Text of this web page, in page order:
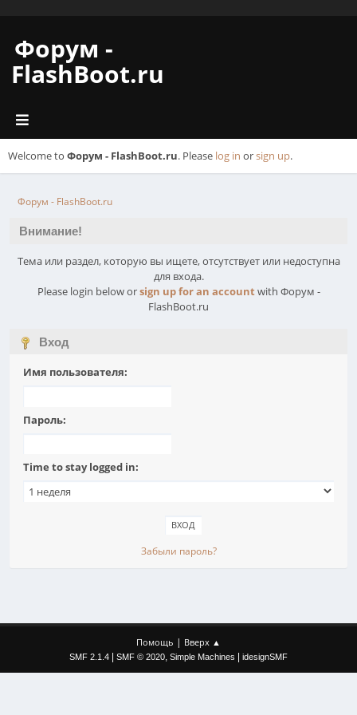
Форум -
FlashBoot.ru
Welcome to Форум - FlashBoot.ru. Please log in orsign up.
Форум - FlashBoot.ru
Внимание!
Тема или раздел, которую вы ищете, отсутствует или недоступна
для входа.
Please login below orsign up for an accountwith Форум -
FlashBoot.ru
Вход
Имя пользователя:
Пароль:
Time to stay logged in:
Забыли пароль?
Помощь | Вверх ▲
SMF 2.1.4 SMF © 2020, Simple Machines idesignSMF